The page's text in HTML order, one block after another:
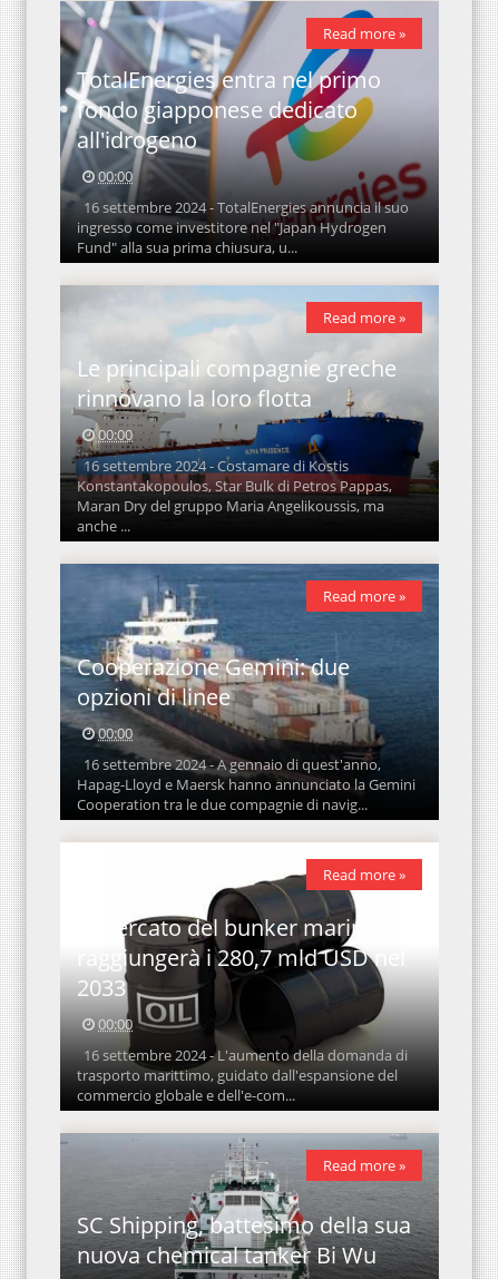
TotalEnergies entra nel primo
fondo giapponese dedicato
all'idrogeno
00:00
16 settembre 2024 - TotalEnergies annuncia il suo
ingresso come investitore nel "Japan Hydrogen
Fund" alla sua prima chiusura, u...
Read more »
Le principali compagnie greche
rinnovano la loro flotta
00:00
16 settembre 2024 - Costamare di Kostis
Konstantakopoulos, Star Bulk di Petros Pappas,
Maran Dry del gruppo Maria Angelikoussis, ma
anche ...
Read more »
Cooperazione Gemini: due
opzioni di linee
00:00
16 settembre 2024 - A gennaio di quest'anno,
Hapag-Lloyd e Maersk hanno annunciato la Gemini
Cooperation tra le due compagnie di navig...
Read more »
Il mercato del bunker marino
raggiungerà i 280,7 mld USD nel
2033
00:00
16 settembre 2024 - L'aumento della domanda di
trasporto marittimo, guidato dall'espansione del
commercio globale e dell'e-com...
Read more »
SC Shipping, battesimo della sua
nuova chemical tanker Bi Wu
Read more »